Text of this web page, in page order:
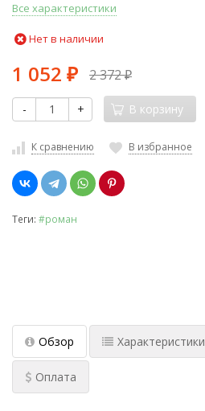
Все характеристики
Нет в наличии
1 052 ₽ 2 372₽
- + В корзину
К сравнению В избранное
Теги: #роман
Обзор Характеристики
Оплата